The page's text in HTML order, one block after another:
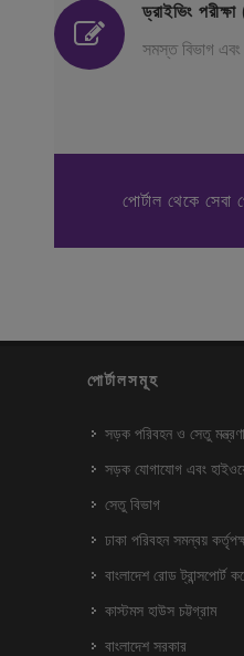
ড্রাইভিং
সমস্ত বিভাগ
পোর্টাল থেকে
পোর্টালসমূহ
সড়ক পরিবহন ও সেতু
সড়ক যোগাযোগ এবং
সেতু বিভাগ
ঢাকা পরিবহন সমন্বয়
বাংলাদেশ রোড ট্রান্সপোর্ট
কাস্টমস হাউস চট্টগ্রাম
বাংলাদেশ সরকার